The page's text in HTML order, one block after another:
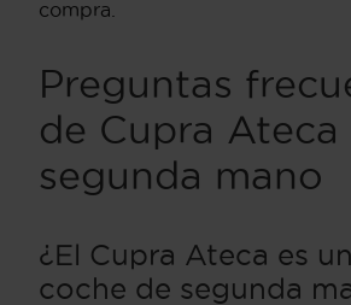
compra.
Preguntas
de Cupra Ateca
segunda mano
¿El Cupra Ateca es
coche de segunda